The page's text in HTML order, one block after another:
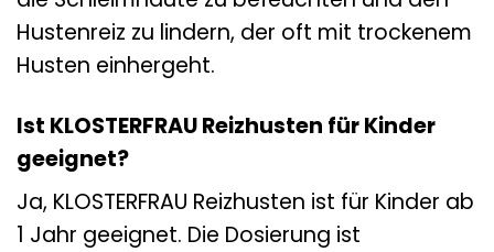
Hustenreiz zu lindern, der oft mit trockenem
Husten einhergeht.
Ist KLOSTERFRAU Reizhusten für Kinder
geeignet?
Ja, KLOSTERFRAU Reizhusten ist für Kinder ab
1 Jahr geeignet. Die Dosierung ist